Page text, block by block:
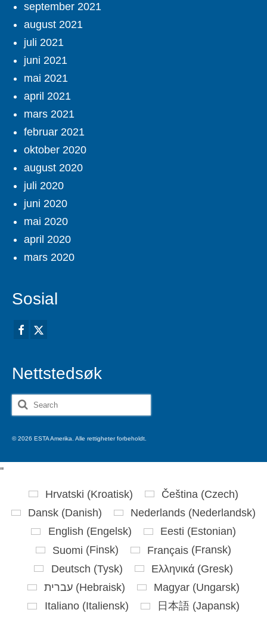
september 2021
august 2021
juli 2021
juni 2021
mai 2021
april 2021
mars 2021
februar 2021
oktober 2020
august 2020
juli 2020
juni 2020
mai 2020
april 2020
mars 2020
Sosial
Nettstedsøk
Search
for:
© 2026 ESTA Amerika. Alle rettigheter forbeholdt.
''
Hrvatski (Kroatisk) Čeština (Czech)
Dansk (Danish) Nederlands (Nederlandsk)
English (Engelsk) Eesti (Estonian)
Suomi (Finsk) Français (Fransk)
Deutsch (Tysk) Ελληνικά(Gresk)
עברית (Hebraisk) Magyar (Ungarsk)
Italiano(Italiensk) 日本語(Japansk)